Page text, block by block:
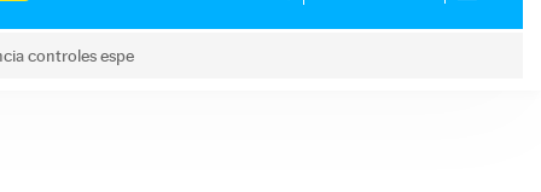
controles espe